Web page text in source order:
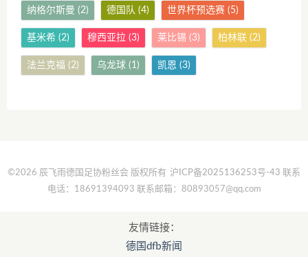
纳格尔斯曼 (2) 德国队 (4) 世界杯预选赛 (5)
基米希 (2) 穆西亚拉 (3) 莱比锡 (3) 柏林联 (2)
法兰克福 (2) 乌龙球 (1) 凯恩 (3)
©2026 辰飞雨德国足协粉丝会 版权所有 沪ICP备2025136253号-43 联系
电话：18691394093 联系邮箱：80893057@qq.com
友情链接：
德国dfb新闻